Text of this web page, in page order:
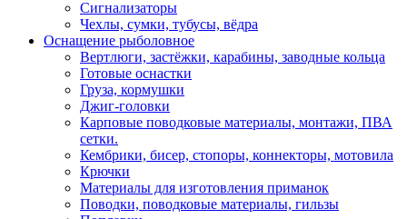
Сигнализаторы
Чехлы, сумки, тубусы, вёдра
Оснащение рыболовное
Вертлюги, застёжки, карабины, заводные кольца
Готовые оснастки
Груза, кормушки
Джиг-головки
Карповые поводковые материалы, монтажи, ПВА
сетки.
Кембрики, бисер, стопоры, коннекторы, мотовила
Крючки
Материалы для изготовления приманок
Поводки, поводковые материалы, гильзы